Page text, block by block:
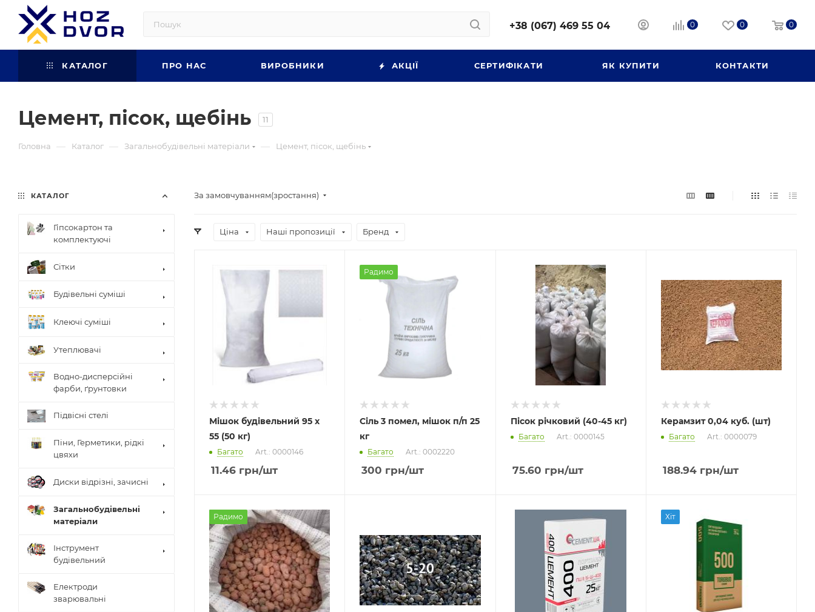
+38 (067) 469 55 04 0 0 0
КАТАЛОГ ПРО НАС ВИРОБНИКИ АКЦІЇ СЕРТИФІКАТИ ЯК КУПИТИ КОНТАКТИ
Цемент, пісок, щебінь 11
Головна — Каталог — Загальнобудівельні матеріали — Цемент, пісок, щебінь
За замовчуванням(зростання)
Ціна Наші пропозиції Бренд
Мішок будівельний 95 х
55 (50 кг)
Багато Art.: 0000146
11.46 грн/шт
Радимо
Сіль 3 помел, мішок п/п 25
кг
Багато Art.: 0002220
300 грн/шт
Пісок річковий (40-45 кг)
Багато Art.: 0000145
75.60 грн/шт
Керамзит 0,04 куб. (шт)
Багато Art.: 0000079
188.94грн/шт
Радимо Хіт
КАТАЛОГ
Гіпсокартон та
комплектуючі
Сітки
Будівельні суміші
Клеючі суміші
Утеплювачі
Водно-дисперсійні
фарби, ґрунтовки
Підвісні стелі
Піни, Герметики, рідкі
цвяхи
Диски відрізні, зачисні
Загальнобудівельні
матеріали
Інструмент
будівельний
Електроди
зварювальні